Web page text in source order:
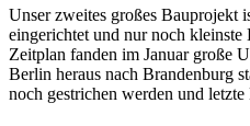
Unser zweites großes Bauprojekt
eingerichtet und nur noch
Zeitplan fanden im Januar große
Berlin heraus nach Brandenburg
noch gestrichen werden und